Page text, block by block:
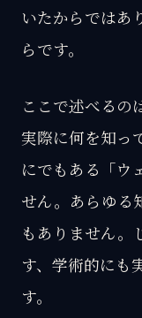
いたからではあ
らです。
ここで述べるの
実際に何を知っ
にでもある「ウ
せん。あらゆる
もありません。
す、学術的にも
す。